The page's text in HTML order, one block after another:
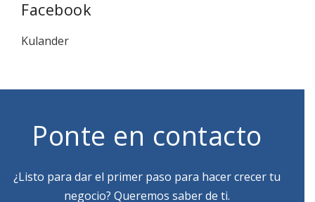
Facebook
Kulander
Ponte en contacto
¿Listo para dar el primer paso para hacer crecer tu
negocio? Queremos saber de ti.